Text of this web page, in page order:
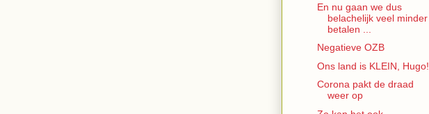
En nu gaan we dus
belachelijk veel minder
betalen ...
Negatieve OZB
Ons land is KLEIN, Hugo!
Corona pakt de draad
weer op